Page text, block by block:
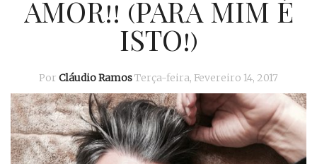
AMOR!! (PARA MIM É
ISTO!)
Por Cláudio RamosTerça-feira, Fevereiro 14, 2017